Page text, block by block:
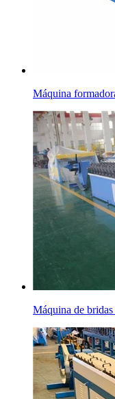
Máquina
Máquina de